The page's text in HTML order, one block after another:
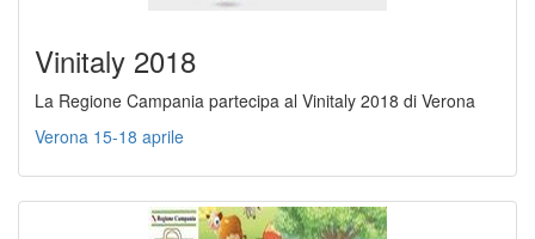
Vinitaly 2018
La Regione Campania partecipa al Vinitaly 2018 di Verona
Verona 15-18 aprile